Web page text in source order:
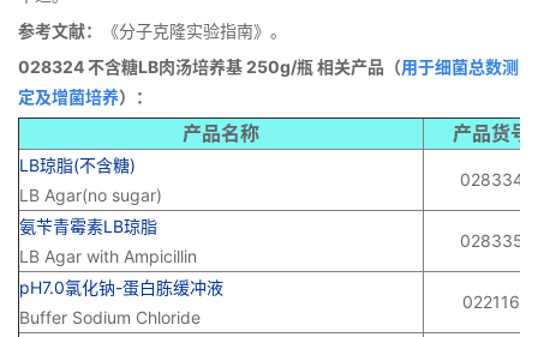
参考文献：
《分子克隆实验指南》。
028324 不含糖LB肉汤培养基 250g/瓶相关产品（用于细菌总数测
定及增菌培养）：
产品名称 产品货号
LB琼脂(不含糖)
LB Agar(no sugar)
028334
氨苄青霉素LB琼脂
LB Agar with Ampicillin
028335
pH7.0氯化钠-蛋白胨缓冲液
Buffer Sodium Chloride
022116